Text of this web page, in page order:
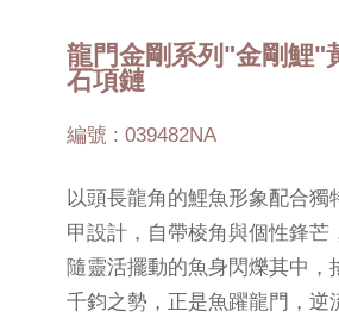
龍門金剛系列"金剛鯉"
石項鏈
編號 : 039482NA
以頭長龍角的鯉魚形象配合獨
甲設計，自帶棱角與個性鋒芒
隨靈活擺動的魚身閃爍其中，
千鈞之勢，正是魚躍龍門，逆